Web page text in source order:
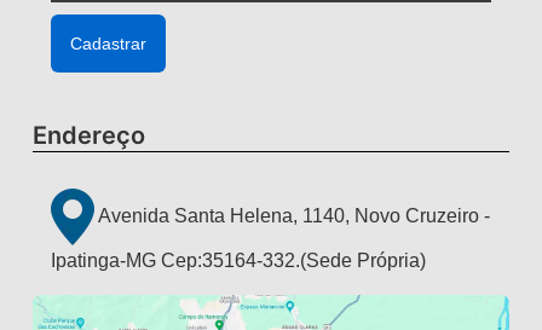
Endereço
Avenida Santa Helena, 1140, Novo Cruzeiro -
Ipatinga-MG Cep:35164-332.(Sede Própria)